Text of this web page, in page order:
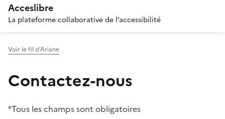
Acceslibre
La plateforme collaborative de l’accessibilité
Voir le fil d'Ariane
Contactez-nous
*Tous les champs sont obligatoires